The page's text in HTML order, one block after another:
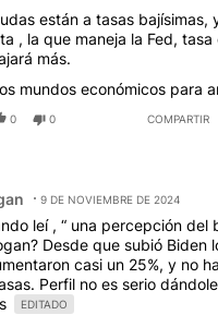
están a tasas bajísimas,
, la que maneja la Fed, tasa
más.
mundos económicos para
0 0 COMPARTIR
Reagan.
9 DE NOVIEMBRE DE 2024
leí , “ una percepción del
Desde que subió Biden
casi un 25%, y no
Perfil no es serio
EDITADO